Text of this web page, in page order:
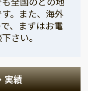
。また、海外
、まずはお電
さい。
実績